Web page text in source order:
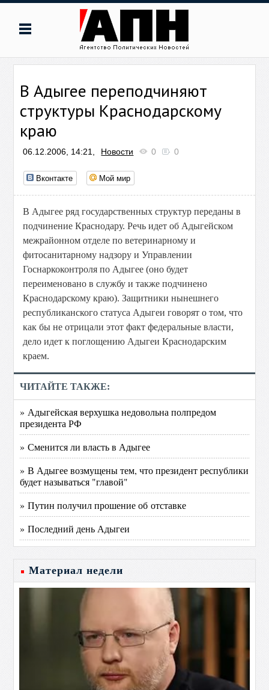
В Адыгее переподчиняют
структуры Краснодарскому
краю
06.12.2006, 14:21, Новости 0 0
Вконтакте Мой мир
В Адыгее ряд государственных структур переданы в
подчинение Краснодару. Речь идет об Адыгейском
межрайонном отделе по ветеринарному и
фитосанитарному надзору и Управлении
Госнаркоконтроля по Адыгее (оно будет
переименовано в службу и также подчинено
Краснодарскому краю). Защитники нынешнего
республиканского статуса Адыгеи говорят о том, что
как бы не отрицали этот факт федеральные власти,
дело идет к поглощению Адыгеи Краснодарским
краем.
ЧИТАЙТЕ ТАКЖЕ:
» Адыгейская верхушка недовольна полпредом
президента РФ
» Сменится ли власть в Адыгее
» В Адыгее возмущены тем, что президент республики
будет называться "главой"
» Путин получил прошение об отставке
» Последний день Адыгеи
Материал недели